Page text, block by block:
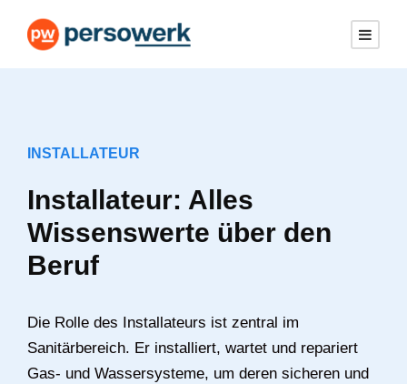
INSTALLATEUR
Installateur: Alles
Wissenswerte über den
Beruf
Die Rolle des Installateurs ist zentral im
Sanitärbereich. Er installiert, wartet und repariert
Gas- und Wassersysteme, um deren sicheren und